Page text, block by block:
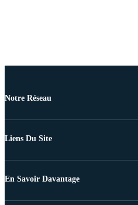
Notre Réseau
Liens Du Site
En Savoir Davantage